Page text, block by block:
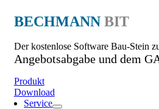
BECHMANN BIT
Der kostenlose Software Bau-Stein
Angebotsabgabe und dem
Produkt
Download
Service